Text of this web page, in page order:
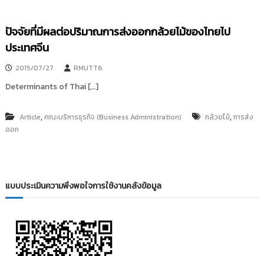
ปัจจัยที่มีผลต่อปริมาณการส่งออกกล้วยไม้ของไทยไป
ประเทศจีน
2015/07/27 RMUTT6
Determinants of Thai […]
Article,คณะบริหารธุรกิจ (Business Administration) กล้วยไม้,การส่ง
ออก
แบบประเมินความพึงพอใจการใช้งานคลังข้อมูล